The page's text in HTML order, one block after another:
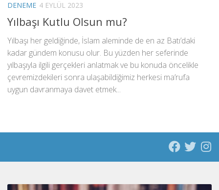
DENEME 4 EYLÜL 2023
Yılbaşı Kutlu Olsun mu?
Yılbaşı her geldiğinde, İslam aleminde de en az Batı’daki
kadar gündem konusu olur. Bu yüzden her seferinde
yılbaşıyla ilgili gerçekleri anlatmak ve bu konuda öncelikle
çevremizdekileri sonra ulaşabildiğimiz herkesi ma’rufa
uygun davranmaya davet etmek...